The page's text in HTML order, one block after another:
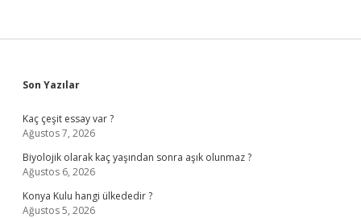
Sidebar
Son Yazılar
Kaç çeşit essay var ?
Ağustos 7, 2026
Biyolojik olarak kaç yaşından sonra aşık olunmaz ?
Ağustos 6, 2026
Konya Kulu hangi ülkededir ?
Ağustos 5, 2026